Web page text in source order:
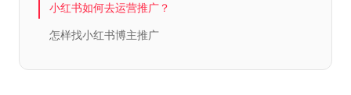
小红书如何去运营推广？
怎样找小红书博主推广